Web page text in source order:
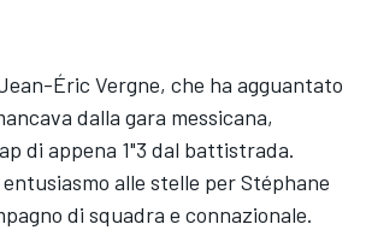
Éric Vergne, che ha agguantato
dalla gara messicana,
di appena 1"3 dal battistrada.
alle stelle per Stéphane
di squadra e connazionale.